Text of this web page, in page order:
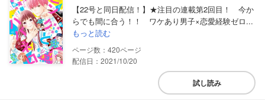
【22号と同日配信！】★注目の連載第2回目！ 今か
らでも間に合う！！ ワケあり男子×恋愛経験ゼロ...
もっと読む
420
配信日：2021/10/20
試し読み